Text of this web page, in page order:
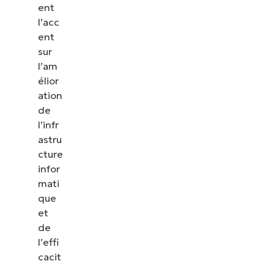
ent
l’acc
ent
sur
l’am
élior
ation
de
l’infr
astru
cture
infor
mati
que
et
de
l’effi
cacit